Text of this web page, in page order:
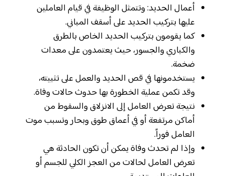
أعمال الحديد: وتتمثل الوظيفة في قيام العاملين
عليها بتركيب الحديد على أسقف المباني.
كما يقومون بتركيب الحديد الخاص بالطرق
والكباري والجسور، حيث يعتمدون على معدات
ضخمة.
يستخدمونها في قص الحديد والعمل على تثبيته،
وقد تكمن عملية الخطورة بها حدوث حالات وفاة.
نتيجة تعرض العامل إلى الانزلاق والسقوط من
أماكن مرتفعة أو في أعماق طوق وبحار وتسبب موت
العامل فوراً.
وإذا لم تحدث وفاة يمكن أن تكون الحادثة هي
تعرض العامل لحالات من العجز الكلي للجسم أو